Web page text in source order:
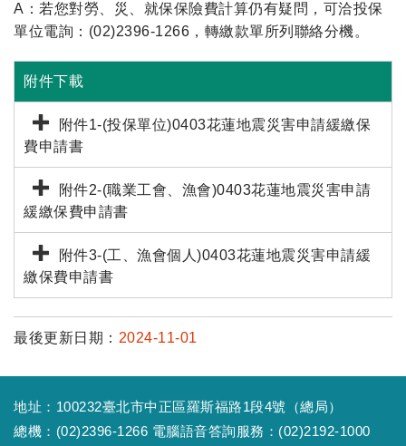
A：若您對勞、災、就保保險費計算仍有疑問，可洽投保
單位電詢：(02)2396-1266，轉繳款單所列聯絡分機。
附件下載
附件1-(投保單位)0403花蓮地震災害申請緩繳保
費申請書
附件2-(職業工會、漁會)0403花蓮地震災害申請
緩繳保費申請書
附件3-(工、漁會個人)0403花蓮地震災害申請緩
繳保費申請書
最後更新日期： 2024-11-01
地址：100232臺北市中正區羅斯福路1段4號（總局）
總機：(02)2396-1266 電腦語音答詢服務：(02)2192-1000